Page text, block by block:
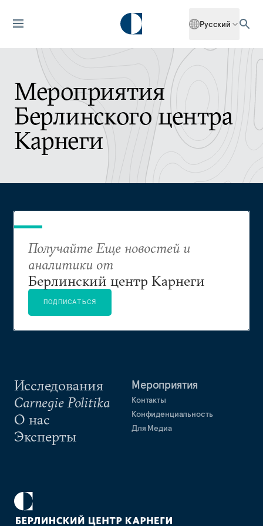
Русский
Мероприятия
Берлинского центра
Карнеги
Исследования
Carnegie Politika
О нас
Эксперты
Мероприятия
Контакты
Конфиденциальность
Для Медиа
Получайте Еще новостей и
аналитики от
Берлинский центр Карнеги
ПОДПИСАТЬСЯ